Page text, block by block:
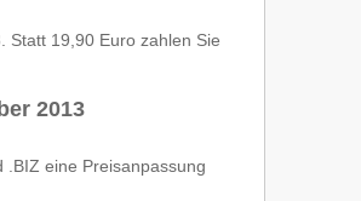
Statt 19,90 Euro zahlen Sie
2013
eine Preisanpassung